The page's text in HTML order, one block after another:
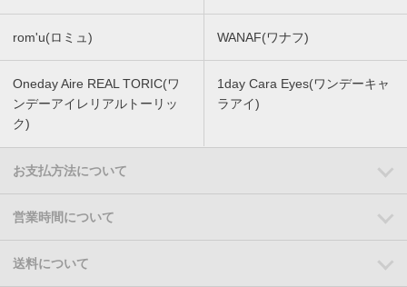
rom'u(ロミュ) WANAF(ワナフ)
Oneday Aire REAL TORIC(ワ
ンデーアイレリアルトーリッ
ク)
1day Cara Eyes(ワンデーキャ
ラアイ)
お支払方法について
営業時間について
送料について